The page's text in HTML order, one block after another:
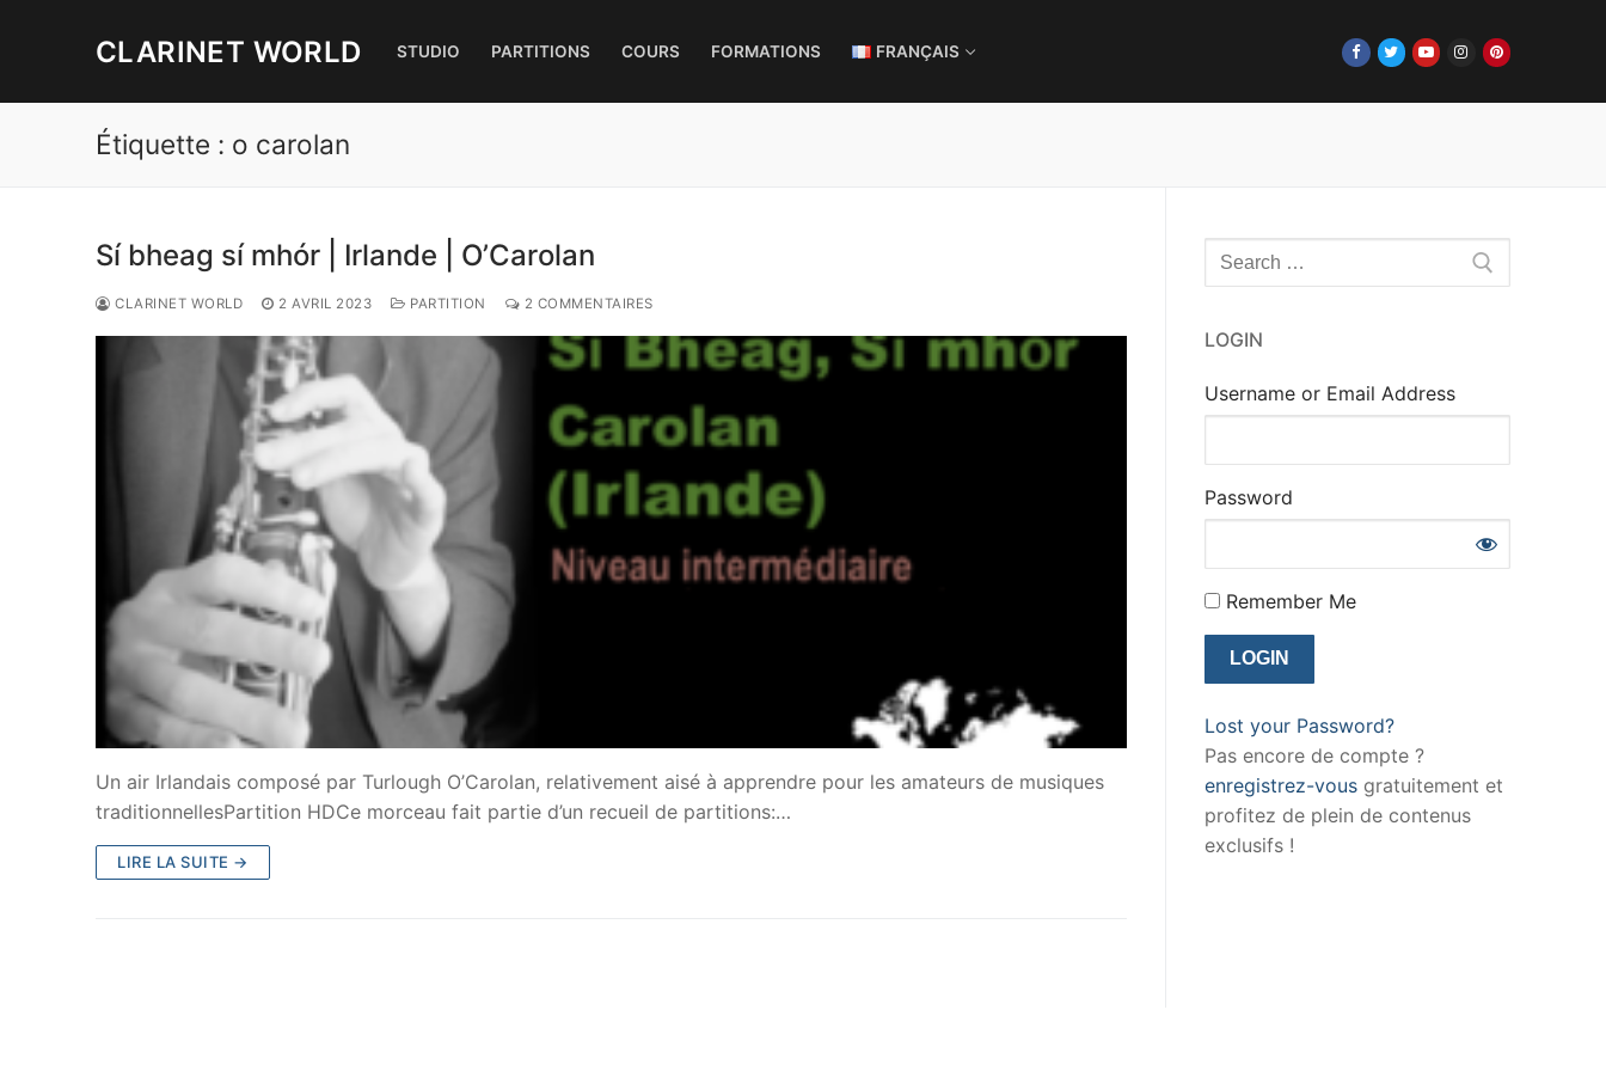
CLARINET WORLD STUDIO PARTITIONS COURS FORMATIONS FRANÇAIS
Étiquette : o carolan
Sí bheag sí mhór | Irlande | O’Carolan
CLARINET WORLD 2 AVRIL 2023 PARTITION 2 COMMENTAIRES
Un air Irlandais composé par Turlough O’Carolan, relativement aisé à apprendre pour les amateurs de musiques
traditionnellesPartition HDCe morceau fait partie d’un recueil de partitions:…
LIRE LA SUITE →
Rechercher
:
LOGIN
Username or Email Address
Password
Remember Me
Lost your Password?
Pas encore de compte ?
enregistrez-vous gratuitement et
profitez de plein de contenus
exclusifs !